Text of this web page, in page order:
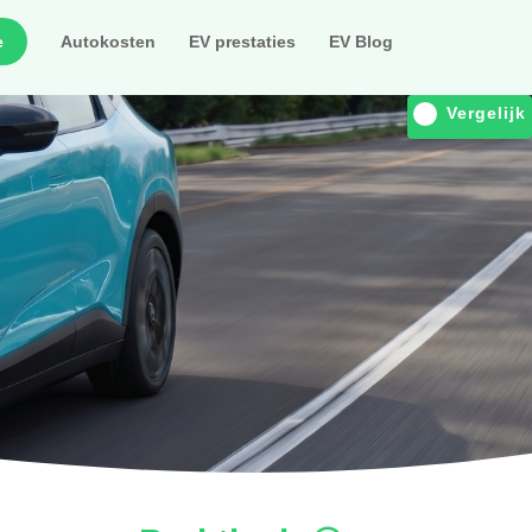
Autokosten EV prestaties EV Blog
Vergelijk